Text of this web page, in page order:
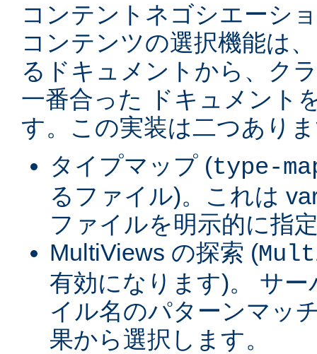
コンテントネゴシエーシ
コンテンツの選択機能は
るドキュメントから、ク
一番合った ドキュメント
す。この実装は二つあり
タイプマップ (type-
るファイル)。これは
ファイルを明示的に指
MultiViews の探索 (
有効になります)。 サ
イル名のパターンマッ
果から選択します。